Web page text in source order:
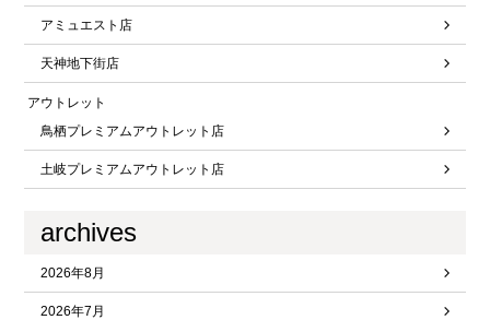
アミュエスト店
天神地下街店
アウトレット
鳥栖プレミアムアウトレット店
土岐プレミアムアウトレット店
archives
2026年8月
2026年7月